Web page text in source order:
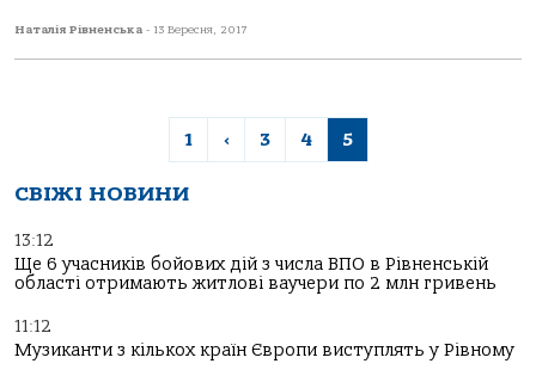
Наталія Рівненська - 13 Вересня, 2017
1 ‹ 3 4 5
СВІЖІ НОВИНИ
13:12
Ще 6 учасників бойових дій з числа ВПО в Рівненській
області отримають житлові ваучери по 2 млн гривень
11:12
Музиканти з кількох країн Європи виступлять у Рівному